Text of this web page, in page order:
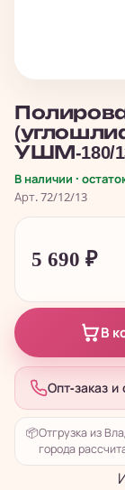
УШМ-180/
В наличии ·
Арт. 72/12/13
5 690 ₽
В
Опт-заказ и
📦Отгрузка из
города